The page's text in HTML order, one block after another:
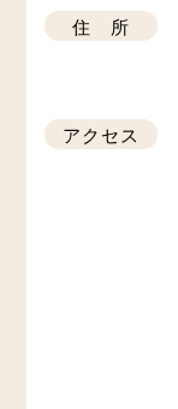
住 所
アクセス